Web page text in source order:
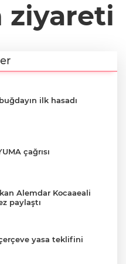
ziyareti
ilk hasadı
çağrısı
Alemdar Kocaaeali
paylaştı
yasa teklifini